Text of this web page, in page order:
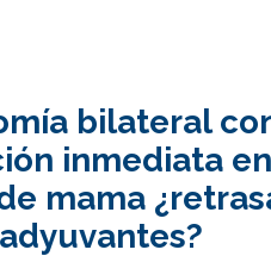
bilateral
inmediata
mama